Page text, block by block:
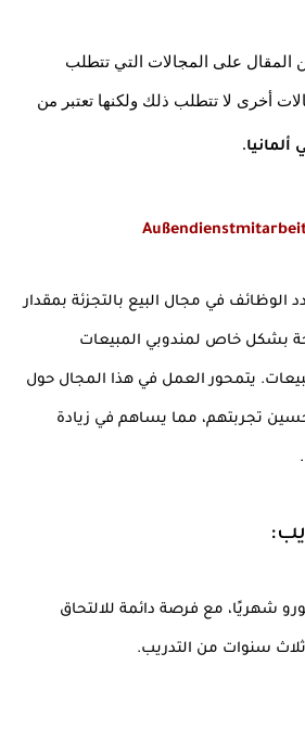
أخرى لا تتطلب ذلك ولكنها تعتبر من
.
سنوات من التدريب.